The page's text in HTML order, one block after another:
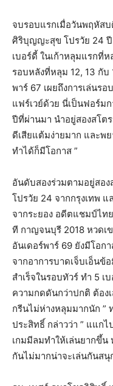
จบรอบแรกเมื่อวันพฤหัส
ศิริบุญญะสุข โปรวัย 24 ปี
เบอร์ดี้ ในเก้าหลุมแรกที่
รอบหลังที่หลุม 12, 13 กับ
พาร์ 67 เผยถึงการเล่นร
แฟร์เวย์ด้วย นี่เป็นฟอร์ม
ปีที่ผ่านมา นำอยู่สองสโต
ดีเสียแต้มง่ายมาก และพ
ทำได้ก็มีโอกาส ”
อันดับสองร่วมตามอยู่สอ
โปรวัย 24 จากกรุงเทพ
จากระยอง อดีตแชมป์ไท
ที กาญจนบุรี 2018 หวดเ
อันเดอร์พาร์ 69 ยังมีโอ
จากอาการบาดเจ็บเอ็นข้
สำเร็จในรอบทัวร์ ทำ 5
ความกดดันกว่าปกติ ต้อ
กรีนไม่ห่างหลุมมากนัก ”
ประสิทธิ์ กล่าวว่า ” แแก
เกมมีลมทำให้เล่นยากขึ้น
กันไม่มากน่าจะเล่นกันสนุ